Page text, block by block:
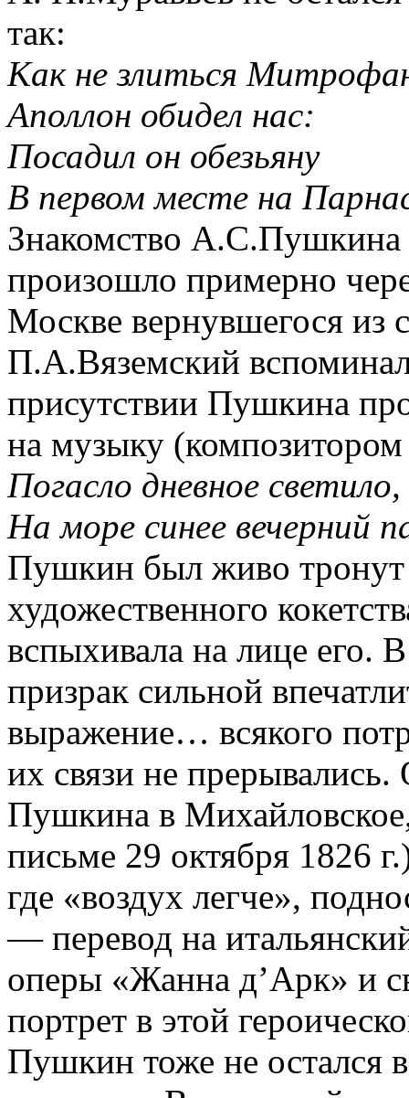
так:
Как не злиться
Аполлон обидел нас:
Посадил он обезьяну
В первом месте на
Знакомство А.С.Пушкина
произошло примерно
Москве вернувшегося из
П.А.Вяземский
присутствии Пушкина
на музыку
Погасло дневное светило,
На море синее вечерний
Пушкин был живо тронут
художественного
вспыхивала на лице его.
призрак сильной
выражение… всякого
их связи не
Пушкина в
письме 29 октября 1826
где «воздух легче»,
— перевод на
оперы «Жанна д’Арк» и
портрет в этой
Пушкин тоже не остался